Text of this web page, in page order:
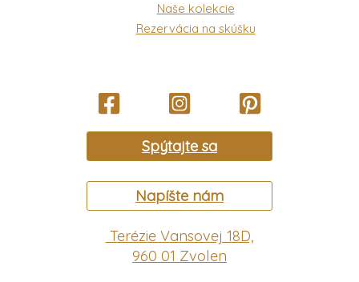
Naše kolekcie
Rezervácia na skúšku
Spýtajte sa
Napíšte nám
Terézie Vansovej 18D,
960 01 Zvolen